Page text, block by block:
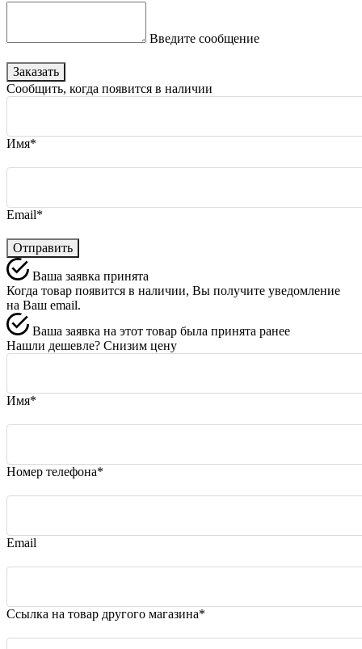
Введите сообщение
Заказать
Сообщить, когда появится в наличии
Имя*
Email*
Отправить
Ваша заявка принята
Когда товар появится в наличии, Вы получите уведомление
на Ваш email.
Ваша заявка на этот товар была принята ранее
Нашли дешевле? Снизим цену
Имя*
Номер телефона*
Email
Ссылка на товар другого магазина*